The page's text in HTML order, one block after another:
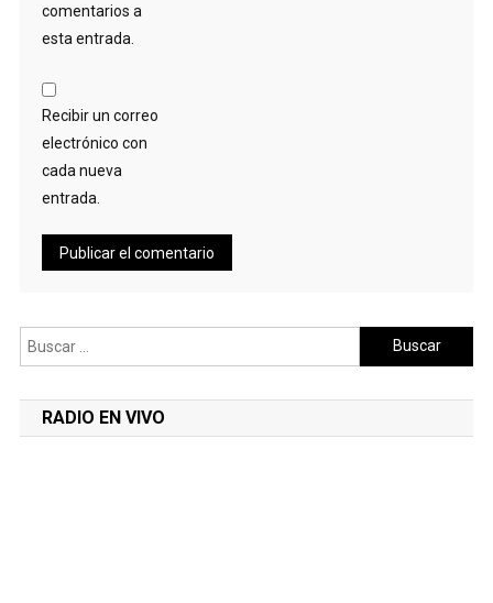
comentarios a
esta entrada.
Recibir un correo
electrónico con
cada nueva
entrada.
Buscar:
RADIO EN VIVO